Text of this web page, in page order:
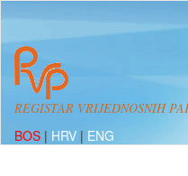
REGISTAR VRIJEDNOSNIH
BOS | HRV | ENG